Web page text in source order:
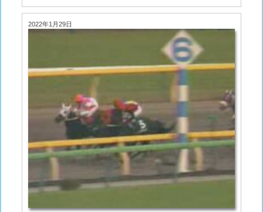
2022年1月29日